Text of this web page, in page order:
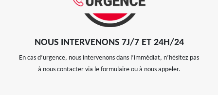
NOUS INTERVENONS 7J/7 ET 24H/24
En cas d’urgence, nous intervenons dans l’immédiat, n’hésitez pas
à nous contacter via le formulaire ou à nous appeler.